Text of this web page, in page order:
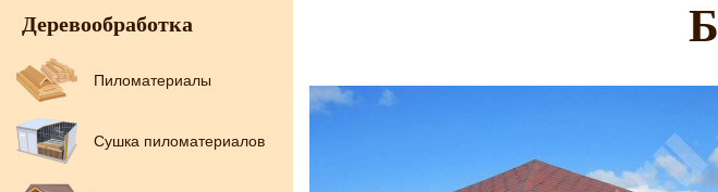
Деревообработка
Пиломатериалы
Сушка пиломатериалов